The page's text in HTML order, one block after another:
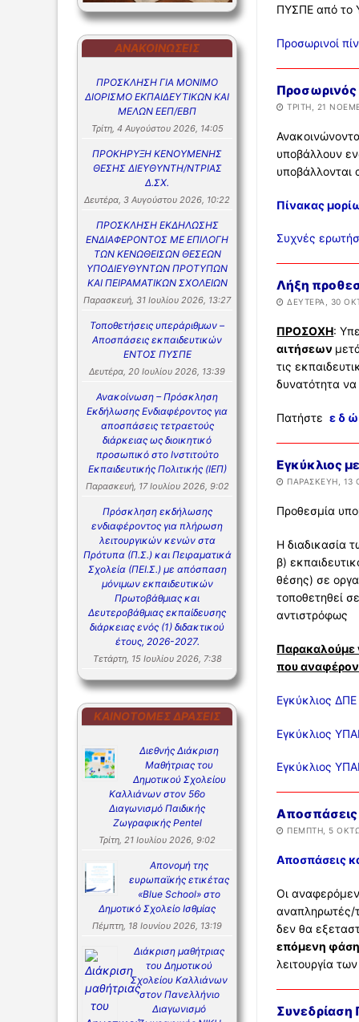
ΠΥΣΠΕ από το
Προσωρινοί
Προσωρινός
ΤΡΊΤΗ, 21
υποβάλλουν
Πίνακας
Συχνές
Λήξη
ΔΕΥΤΈΡΑ, 30
ΠΡΟΣΟΧΗ:
αιτήσεων
τις
δυνατότητα να
Πατήστεε δ ώ
Εγκύκλιος
ΠΑΡΑΣΚΕΥΉ, 13
Προθεσμία
Η διαδικασία
β)
θέσης) σε
τοποθετηθεί
αντιστρόφως
Παρακαλούμε
που
Εγκύκλιος ΔΠΕ
Εγκύκλιος
Εγκύκλιος
Αποσπάσεις
ΠΈΜΠΤΗ, 5
Αποσπάσεις
Οι
αναπληρωτές/
δεν θα
επόμενη
λειτουργία
Συνεδρίαση
ΑΝΑΚΟΙΝΏΣΕΙΣ
ΠΡΟΣΚΛΗΣΗ ΓΙΑ ΜΟΝΙΜΟ
ΔΙΟΡΙΣΜΟ ΕΚΠΑΙΔΕΥΤΙΚΩΝ ΚΑΙ
ΜΕΛΩΝ ΕΕΠ/ΕΒΠ
Τρίτη, 4 Αυγούστου 2026, 14:05
ΠΡΟΚΗΡΥΞΗ ΚΕΝΟΥΜΕΝΗΣ
ΘΕΣΗΣ ΔΙΕΥΘΥΝΤΗ/ΝΤΡΙΑΣ
Δ.ΣΧ.
Δευτέρα, 3 Αυγούστου 2026, 10:22
ΠΡΟΣΚΛΗΣΗ ΕΚΔΗΛΩΣΗΣ
ΕΝΔΙΑΦΕΡΟΝΤΟΣ ΜΕ ΕΠΙΛΟΓΗ
ΤΩΝ ΚΕΝΩΘΕΙΣΩΝ ΘΕΣΕΩΝ
ΥΠΟΔΙΕΥΘΥΝΤΩΝ ΠΡΟΤΥΠΩΝ
ΚΑΙ ΠΕΙΡΑΜΑΤΙΚΩΝ ΣΧΟΛΕΙΩΝ
Παρασκευή, 31 Ιουλίου 2026, 13:27
Τοποθετήσεις υπεράριθμων –
Αποσπάσεις εκπαιδευτικών
ΕΝΤΟΣ ΠΥΣΠΕ
Δευτέρα, 20 Ιουλίου 2026, 13:39
Ανακοίνωση – Πρόσκληση
Εκδήλωσης Ενδιαφέροντος για
αποσπάσεις τετραετούς
διάρκειας ως διοικητικό
προσωπικό στο Ινστιτούτο
Εκπαιδευτικής Πολιτικής (ΙΕΠ)
Παρασκευή, 17 Ιουλίου 2026, 9:02
Πρόσκληση εκδήλωσης
ενδιαφέροντος για πλήρωση
λειτουργικών κενών στα
Πρότυπα (Π.Σ.) και Πειραματικά
Σχολεία (ΠΕΙ.Σ.) με απόσπαση
μόνιμων εκπαιδευτικών
Πρωτοβάθμιας και
Δευτεροβάθμιας εκπαίδευσης
διάρκειας ενός (1) διδακτικού
έτους, 2026-2027.
Τετάρτη, 15 Ιουλίου 2026, 7:38
ΚΑΙΝΟΤΌΜΕΣ ΔΡΆΣΕΙΣ
Διεθνής Διάκριση
Μαθήτριας του
Δημοτικού Σχολείου
Καλλιάνων στον 56ο
Διαγωνισμό Παιδικής
Ζωγραφικής Pentel
Τρίτη, 21 Ιουλίου 2026, 9:02
Απονομή της
ευρωπαϊκής ετικέτας
«Blue School» στο
Δημοτικό Σχολείο Ισθμίας
Πέμπτη, 18 Ιουνίου 2026, 13:19
Διάκριση μαθήτριας
του Δημοτικού
Σχολείου Καλλιάνων
στον Πανελλήνιο
Διαγωνισμό